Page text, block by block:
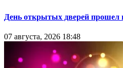
День открытых дверей прошел
07 августа, 2026 18:48